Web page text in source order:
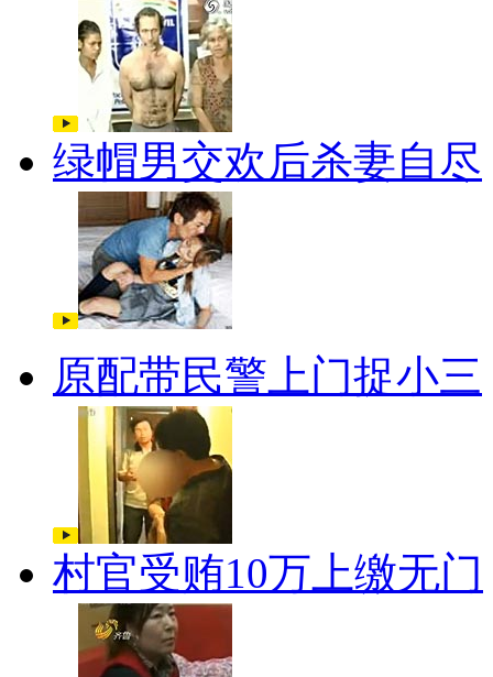
绿帽男交欢后杀妻自尽
原配带民警上门捉小三
村官受贿10万上缴无门